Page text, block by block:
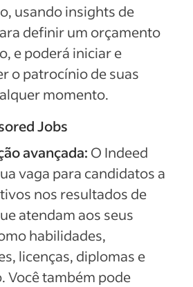
usando insights de
definir um orçamento
e poderá iniciar e
o patrocínio de suas
momento.
Jobs
avançada: O Indeed
vaga para candidatos a
nos resultados de
atendam aos seus
habilidades,
licenças, diplomas e
Você também pode